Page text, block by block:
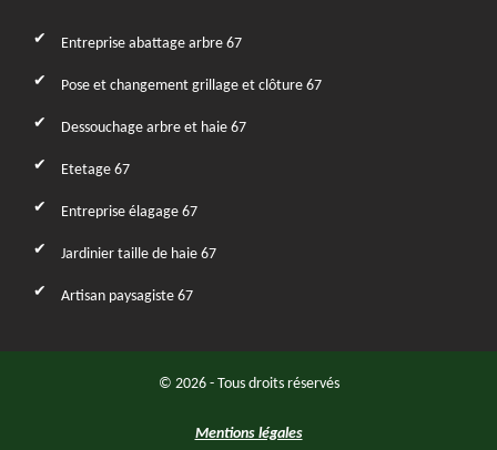
Entreprise abattage arbre 67
Pose et changement grillage et clôture 67
Dessouchage arbre et haie 67
Etetage 67
Entreprise élagage 67
Jardinier taille de haie 67
Artisan paysagiste 67
© 2026 - Tous droits réservés
Mentions légales